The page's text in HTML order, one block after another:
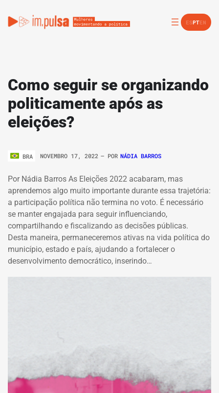
ESPTEN
Como seguir se organizando
politicamente após as
eleições?
BRA NOVEMBRO 17, 2022 – POR NÁDIA BARROS
Por Nádia Barros As Eleições 2022 acabaram, mas
aprendemos algo muito importante durante essa trajetória:
a participação política não termina no voto. É necessário
se manter engajada para seguir influenciando,
compartilhando e fiscalizando as decisões públicas.
Desta maneira, permaneceremos ativas na vida política do
município, estado e país, ajudando a fortalecer o
desenvolvimento democrático, inserindo…